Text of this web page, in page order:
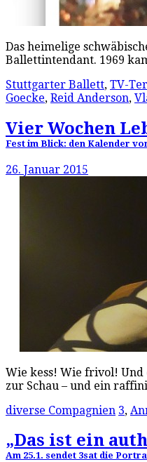
Das heimelige
Ballettintendant. 1969
Stuttgarter Ballett, TV-
Goecke, Reid Anderson,
Vier Wochen
Fest im Blick: den Kalender
26. Januar 2015
Wie kess! Wie frivol!
zur Schau – und ein
diverse Compagnien 3,
„Das ist ein
Am 25.1. sendet 3sat die